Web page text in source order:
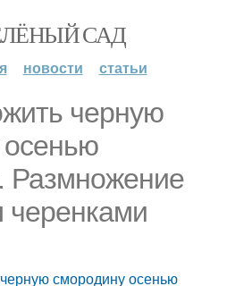
САД
новости статьи
черную
Размножение
смородину осенью